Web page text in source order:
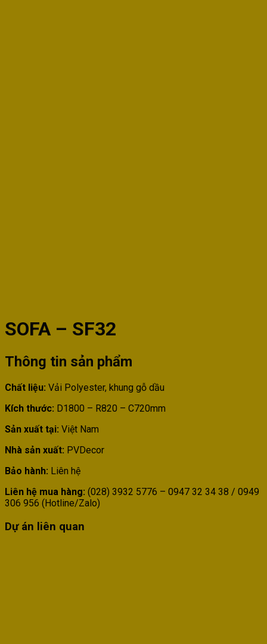
SOFA – SF32
Thông tin sản phẩm
Chất liệu: Vải Polyester, khung gỗ dầu
Kích thước: D1800 – R820 – C720mm
Sản xuất tại: Việt Nam
Nhà sản xuất: PVDecor
Bảo hành: Liên hệ
Liên hệ mua hàng: (028) 3932 5776 – 0947 32 34 38 / 0949
306 956 (Hotline/Zalo)
Dự án liên quan